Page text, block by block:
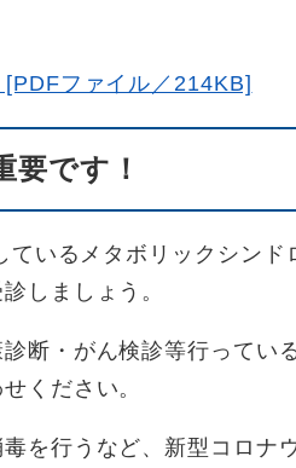
ファイル／214KB]
要です！
いるメタボリックシンド
しましょう。
断・がん検診等行ってい
ください。
を行うなど、新型コロナ